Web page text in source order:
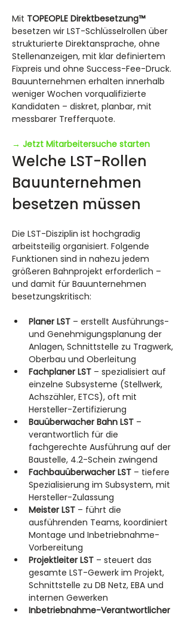
Mit TOPEOPLE Direktbesetzung™
besetzen wir LST-Schlüsselrollen über
strukturierte Direktansprache, ohne
Stellenanzeigen, mit klar definiertem
Fixpreis und ohne Success-Fee-Druck.
Bauunternehmen erhalten innerhalb
weniger Wochen vorqualifizierte
Kandidaten – diskret, planbar, mit
messbarer Trefferquote.
→ Jetzt Mitarbeitersuche starten
Welche LST-Rollen
Bauunternehmen
besetzen müssen
Die LST-Disziplin ist hochgradig
arbeitsteilig organisiert. Folgende
Funktionen sind in nahezu jedem
größeren Bahnprojekt erforderlich –
und damit für Bauunternehmen
besetzungskritisch:
Planer LST – erstellt Ausführungs-
und Genehmigungsplanung der
Anlagen, Schnittstelle zu Tragwerk,
Oberbau und Oberleitung
Fachplaner LST – spezialisiert auf
einzelne Subsysteme (Stellwerk,
Achszähler, ETCS), oft mit
Hersteller-Zertifizierung
Bauüberwacher Bahn LST –
verantwortlich für die
fachgerechte Ausführung auf der
Baustelle, 4.2-Schein zwingend
Fachbauüberwacher LST – tiefere
Spezialisierung im Subsystem, mit
Hersteller-Zulassung
Meister LST – führt die
ausführenden Teams, koordiniert
Montage und Inbetriebnahme-
Vorbereitung
Projektleiter LST – steuert das
gesamte LST-Gewerk im Projekt,
Schnittstelle zu DB Netz, EBA und
internen Gewerken
Inbetriebnahme-Verantwortlicher